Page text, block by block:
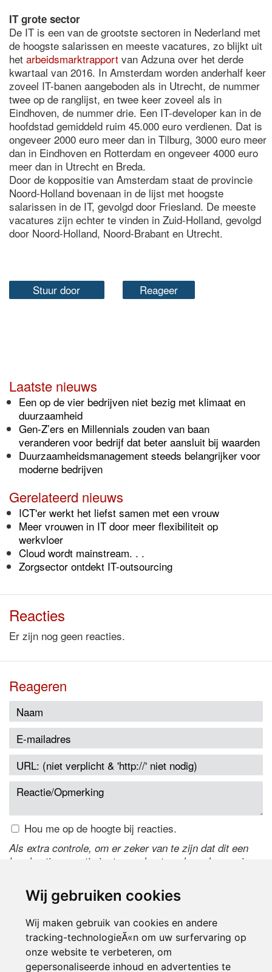
Wij gebruiken cookies
Wij maken gebruik van cookies en andere
tracking-technologieÃ«n om uw surfervaring op
onze website te verbeteren, om
gepersonaliseerde inhoud en advertenties te
IT grote sector
De IT is een van de grootste sectoren in Nederland met
de hoogste salarissen en meeste vacatures, zo blijkt uit
het arbeidsmarktrapport van Adzuna over het derde
kwartaal van 2016. In Amsterdam worden anderhalf keer
zoveel IT-banen aangeboden als in Utrecht, de nummer
twee op de ranglijst, en twee keer zoveel als in
Eindhoven, de nummer drie. Een IT-developer kan in de
hoofdstad gemiddeld ruim 45.000 euro verdienen. Dat is
ongeveer 2000 euro meer dan in Tilburg, 3000 euro meer
dan in Eindhoven en Rotterdam en ongeveer 4000 euro
meer dan in Utrecht en Breda.
Door de koppositie van Amsterdam staat de provincie
Noord-Holland bovenaan in de lijst met hoogste
salarissen in de IT, gevolgd door Friesland. De meeste
vacatures zijn echter te vinden in Zuid-Holland, gevolgd
door Noord-Holland, Noord-Brabant en Utrecht.
Stuur door Reageer
Laatste nieuws
Een op de vier bedrijven niet bezig met klimaat en
duurzaamheid
Gen-Z’ers en Millennials zouden van baan
veranderen voor bedrijf dat beter aansluit bij waarden
Duurzaamheidsmanagement steeds belangrijker voor
moderne bedrijven
Gerelateerd nieuws
ICT'er werkt het liefst samen met een vrouw
Meer vrouwen in IT door meer flexibiliteit op
werkvloer
Cloud wordt mainstream. . .
Zorgsector ontdekt IT-outsourcing
Reacties
Er zijn nog geen reacties.
Reageren
Hou me op de hoogte bij reacties.
Als extra controle, om er zeker van te zijn dat dit een
handmatige reactie is, typ onderstaande code over in
de code te wijzigen.